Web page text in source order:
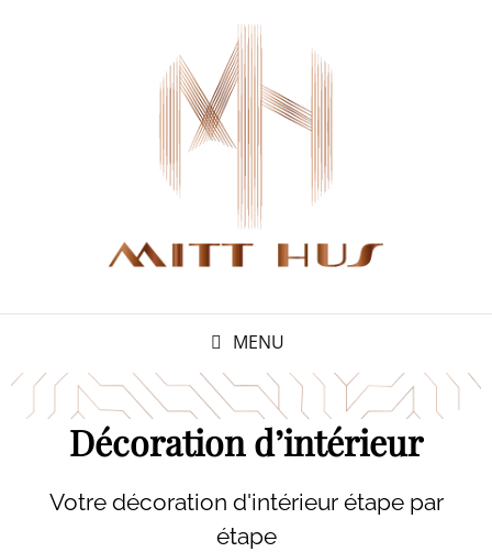
MENU
Décoration d’intérieur
Votre décoration d'intérieur étape par
étape